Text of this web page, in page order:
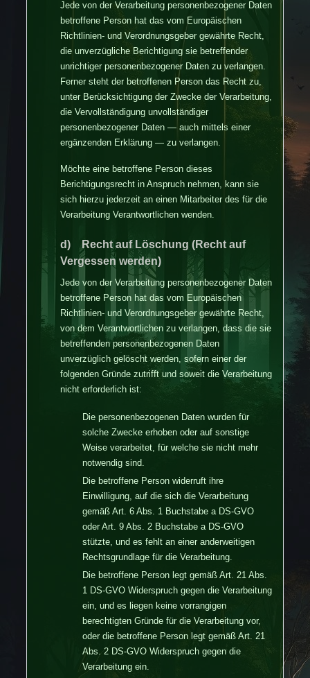
Jede von der Verarbeitung personenbezogener Daten
betroffene Person hat das vom Europäischen
Richtlinien- und Verordnungsgeber gewährte Recht,
die unverzügliche Berichtigung sie betreffender
unrichtiger personenbezogener Daten zu verlangen.
Ferner steht der betroffenen Person das Recht zu,
unter Berücksichtigung der Zwecke der Verarbeitung,
die Vervollständigung unvollständiger
personenbezogener Daten — auch mittels einer
ergänzenden Erklärung — zu verlangen.
Möchte eine betroffene Person dieses
Berichtigungsrecht in Anspruch nehmen, kann sie
sich hierzu jederzeit an einen Mitarbeiter des für die
Verarbeitung Verantwortlichen wenden.
d) Recht auf Löschung (Recht auf
Vergessen werden)
Jede von der Verarbeitung personenbezogener Daten
betroffene Person hat das vom Europäischen
Richtlinien- und Verordnungsgeber gewährte Recht,
von dem Verantwortlichen zu verlangen, dass die sie
betreffenden personenbezogenen Daten
unverzüglich gelöscht werden, sofern einer der
folgenden Gründe zutrifft und soweit die Verarbeitung
nicht erforderlich ist:
Die personenbezogenen Daten wurden für
solche Zwecke erhoben oder auf sonstige
Weise verarbeitet, für welche sie nicht mehr
notwendig sind.
Die betroffene Person widerruft ihre
Einwilligung, auf die sich die Verarbeitung
gemäß Art. 6 Abs. 1 Buchstabe a DS-GVO
oder Art. 9 Abs. 2 Buchstabe a DS-GVO
stützte, und es fehlt an einer anderweitigen
Rechtsgrundlage für die Verarbeitung.
Die betroffene Person legt gemäß Art. 21 Abs.
1 DS-GVO Widerspruch gegen die Verarbeitung
ein, und es liegen keine vorrangigen
berechtigten Gründe für die Verarbeitung vor,
oder die betroffene Person legt gemäß Art. 21
Abs. 2 DS-GVO Widerspruch gegen die
Verarbeitung ein.